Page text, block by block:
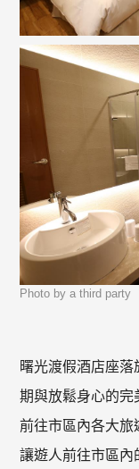
Photo by a third party
曙光渡假酒店座
期與放鬆身心的完
前往市區內各大旅
讓遊人前往市區內